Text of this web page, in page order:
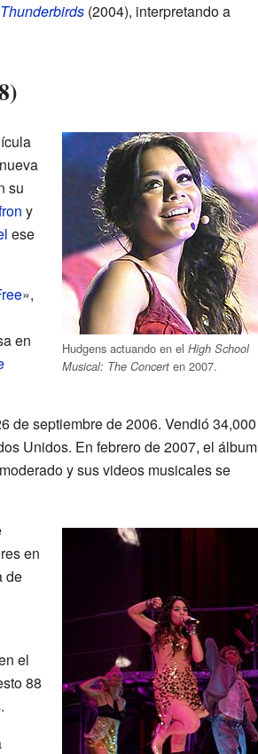
Thunderbirds(2004), interpretando a
Hudgens actuando en elHigh School
Musical: The Concert en 2007.
su
y
ese
»,
en
de septiembre de 2006. Vendió 34,000
Unidos. En febrero de 2007, el álbum
y sus videos musicales se
en
de
el
88